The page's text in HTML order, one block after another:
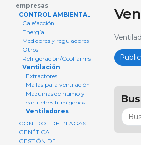
empresas
CONTROL AMBIENTAL
Calefacción
Energía
Medidores y reguladores
Otros
Refrigeración/Coolfarms
Ventilación
Extractores
Mallas para ventilación
Máquinas de humo y
cartuchos fumígenos
Ventiladores
CONTROL DE PLAGAS
GENÉTICA
GESTIÓN DE